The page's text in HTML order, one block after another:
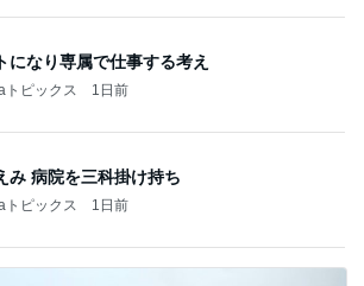
記事を読む
け中の車窓から撮った空
トピックス
樹 帰宅後の愛犬たちの様子